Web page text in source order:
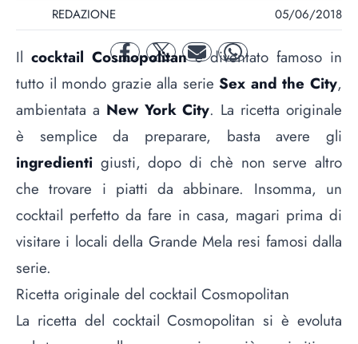
REDAZIONE 05/06/2018
facebooktwitter mail whatsapp
Il cocktail Cosmopolitanè diventato famoso in
tutto il mondo grazie alla serieSex and the City,
ambientata a New York City. La ricetta originale
è semplice da preparare, basta avere gli
ingredienti giusti, dopo di chè non serve altro
che trovare i piatti da abbinare. Insomma, un
cocktail perfetto da fare in casa, magari prima di
visitare i locali della Grande Mela resi famosi dalla
serie.
Ricetta originale del cocktail Cosmopolitan
La ricetta del cocktail Cosmopolitan si è evoluta